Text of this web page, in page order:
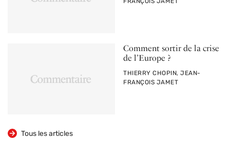
FRANÇOIS JAMET
Comment sortir de la crise
de l’Europe ?
PAR
THIERRY CHOPIN, JEAN-
FRANÇOIS JAMET
Tous les articles